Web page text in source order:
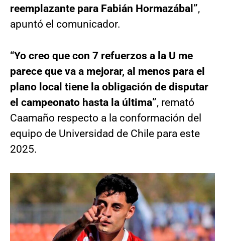
reemplazante para Fabián Hormazábal”,
apuntó el comunicador.
“Yo creo que con 7 refuerzos a la U me
parece que va a mejorar, al menos para el
plano local tiene la obligación de disputar
el campeonato hasta la última”, remató
Caamaño respecto a la conformación del
equipo de Universidad de Chile para este
2025.